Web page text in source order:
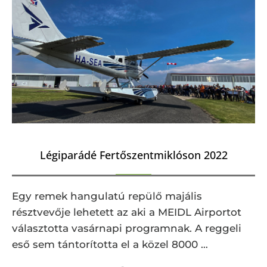
Légiparádé Fertőszentmiklóson 2022
Egy remek hangulatú repülő majális
résztvevője lehetett az aki a MEIDL Airportot
választotta vasárnapi programnak. A reggeli
eső sem tántorította el a közel 8000 …